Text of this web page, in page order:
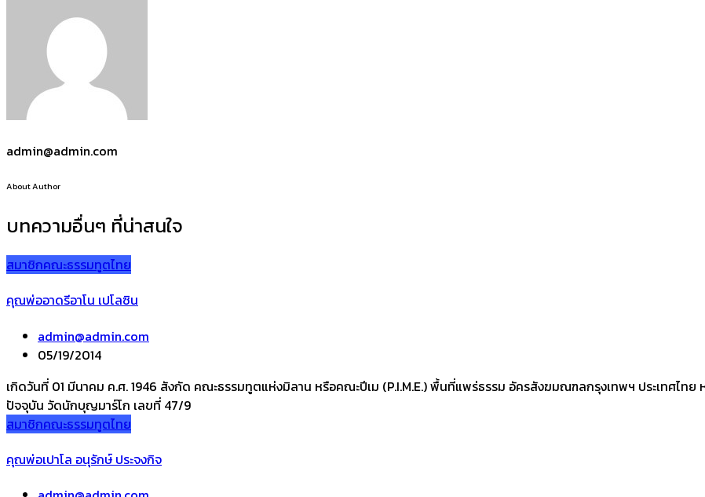
admin@admin.com
About Author
บทความอื่นๆ ที่น่าสนใจ
สมาชิกคณะธรรมทูตไทย
คุณพ่ออาดรีอาโน เปโลซิน
admin@admin.com
05/19/2014
เกิดวันที่ 01 มีนาคม ค.ศ. 1946 สังกัด คณะธรรมทูตแห่งมิลาน หรือคณะปีเม (P.I.M.E.) พื้นที่แพร่ธรรม อัครสังฆมณฑลกรุงเทพฯ ประเทศไท
ปัจจุบัน วัดนักบุญมาร์โก เลขที่ 47/9
สมาชิกคณะธรรมทูตไทย
คุณพ่อเปาโล อนุรักษ์ ประจงกิจ